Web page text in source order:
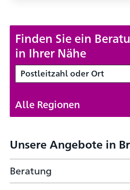
Finden Sie ein
in Ihrer Nähe
Alle Regionen
Unsere Angebote in
Beratung